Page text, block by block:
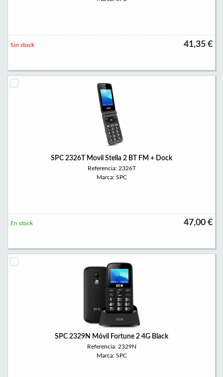
41,35 €
Sin stock
SPC 2326T Movil Stella 2 BT FM + Dock
Referencia: 2326T
Marca: SPC
47,00 €
En stock
SPC 2329N Móvil Fortune 2 4G Black
Referencia: 2329N
Marca: SPC